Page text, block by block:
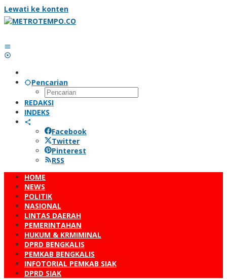
Lewati ke konten
Pencarian
REDAKSI
INDEKS
Facebook
Twitter
Pinterest
RSS
HOME
NEWS
POLITIK
NASIONAL
LINTAS DAERAH
PEMERINTAHAN
HUKUM & KRMIMINAL
DPRD BENGKALIS
PEMKAB BENGKALIS
INFOTORIAL PEMKAB SIAK
DPRD SIAK